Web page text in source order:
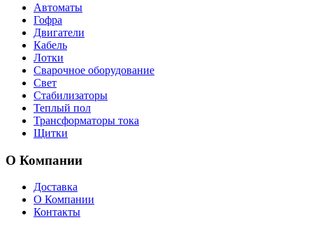
Автоматы
Гофра
Двигатели
Кабель
Лотки
Сварочное оборудование
Свет
Стабилизаторы
Теплый пол
Трансформаторы тока
Щитки
О Компании
Доставка
О Компании
Контакты